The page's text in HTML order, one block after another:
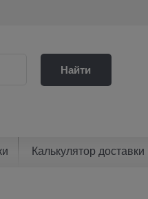
Найти
Калькулятор доставки